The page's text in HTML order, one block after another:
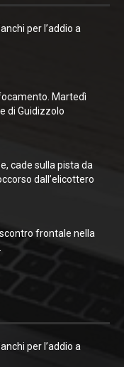
per l’addio a
Martedì
di Guidizzolo
cade sulla pista da
dall’elicottero
frontale nella
per l’addio a